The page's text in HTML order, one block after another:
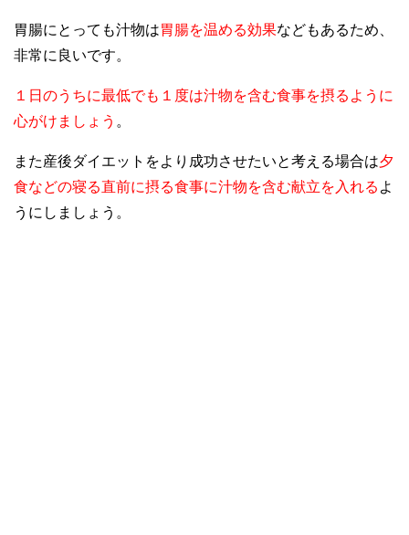
胃腸にとっても汁物は胃腸を温める効果などもあるため、
非常に良いです。
１日のうちに最低でも１度は汁物を含む食事を摂るように
心がけましょう 。
また産後ダイエットをより成功させたいと考える場合は夕
食などの寝る直前に摂る食事に汁物を含む献立を入れる よ
うにしましょう。